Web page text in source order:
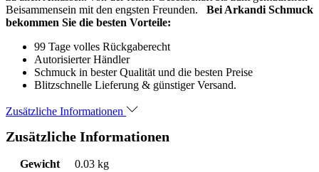
Beisammensein mit den engsten Freunden. Bei Arkandi Schmuck
bekommen Sie die besten Vorteile:
99 Tage volles Rückgaberecht
Autorisierter Händler
Schmuck in bester Qualität und die besten Preise
Blitzschnelle Lieferung & günstiger Versand.
Zusätzliche Informationen
Zusätzliche Informationen
Gewicht
0.03 kg